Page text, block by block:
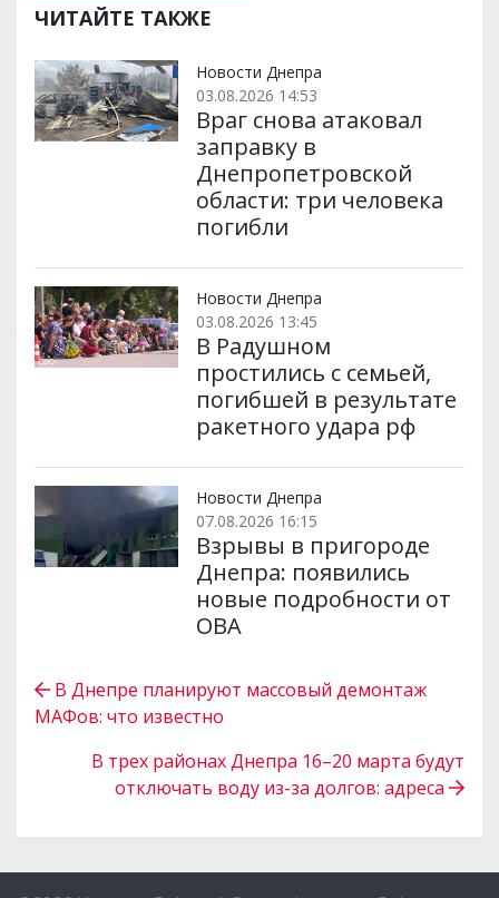
ЧИТАЙТЕ ТАКЖЕ
Новости Днепра
03.08.2026 14:53
Враг снова атаковал
заправку в
Днепропетровской
области: три человека
погибли
Новости Днепра
03.08.2026 13:45
В Радушном
простились с семьей,
погибшей в результате
ракетного удара рф
Новости Днепра
07.08.2026 16:15
Взрывы в пригороде
Днепра: появились
новые подробности от
ОВА
В Днепре планируют массовый демонтаж
МАФов: что известно
В трех районах Днепра 16–20 марта будут
отключать воду из-за долгов: адреса